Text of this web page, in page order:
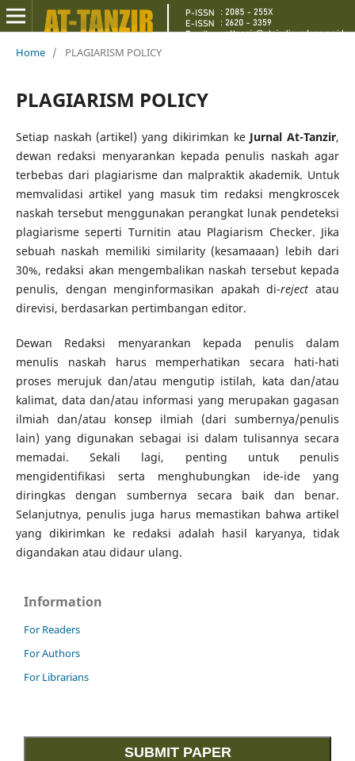
Home / PLAGIARISM POLICY
PLAGIARISM POLICY
Setiap naskah (artikel) yang dikirimkan ke Jurnal At-Tanzir,
dewan redaksi menyarankan kepada penulis naskah agar
terbebas dari plagiarisme dan malpraktik akademik. Untuk
memvalidasi artikel yang masuk tim redaksi mengkroscek
naskah tersebut menggunakan perangkat lunak pendeteksi
plagiarisme seperti Turnitin atau Plagiarism Checker. Jika
sebuah naskah memiliki similarity (kesamaaan) lebih dari
30%, redaksi akan mengembalikan naskah tersebut kepada
penulis, dengan menginformasikan apakah di-reject atau
direvisi, berdasarkan pertimbangan editor.
Dewan Redaksi menyarankan kepada penulis dalam
menulis naskah harus memperhatikan secara hati-hati
proses merujuk dan/atau mengutip istilah, kata dan/atau
kalimat, data dan/atau informasi yang merupakan gagasan
ilmiah dan/atau konsep ilmiah (dari sumbernya/penulis
lain) yang digunakan sebagai isi dalam tulisannya secara
memadai. Sekali lagi, penting untuk penulis
mengidentifikasi serta menghubungkan ide-ide yang
diringkas dengan sumbernya secara baik dan benar.
Selanjutnya, penulis juga harus memastikan bahwa artikel
yang dikirimkan ke redaksi adalah hasil karyanya, tidak
digandakan atau didaur ulang.
Information
For Readers
For Authors
For Librarians
SUBMIT PAPER